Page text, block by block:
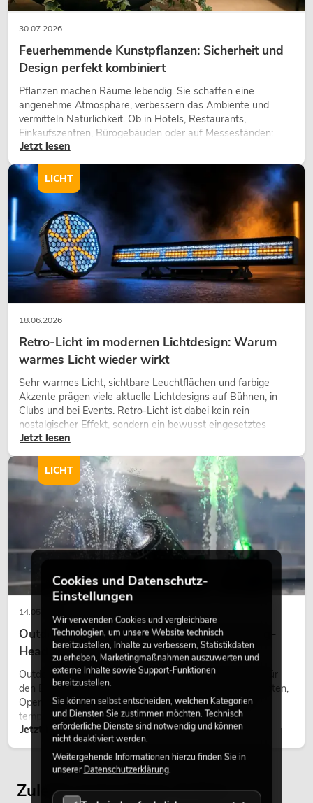
30.07.2026
Feuerhemmende Kunstpflanzen: Sicherheit und
Design perfekt kombiniert
Pflanzen machen Räume lebendig. Sie schaffen eine
angenehme Atmosphäre, verbessern das Ambiente und
vermitteln Natürlichkeit. Ob in Hotels, Restaurants,
Einkaufszentren, Bürogebäuden oder auf Messeständen:
eine hochwertige Begrünung gehört heute längst zum
Jetzt lesen
18.06.2026
Retro-Licht im modernen Lichtdesign: Warum
warmes Licht wieder wirkt
Sehr warmes Licht, sichtbare Leuchtflächen und farbige
Akzente prägen viele aktuelle Lichtdesigns auf Bühnen, in
Clubs und bei Events. Retro-Licht ist dabei kein rein
nostalgischer Effekt, sondern ein bewusst eingesetztes
Gestaltungsmittel: Es schafft Atmosphäre, gibt Szenen
wirken lassen.
Jetzt lesen
LICHT
14.05.2026
Outdoor Moving-Heads: Wetterfeste Moving-
Heads bei Events
Outdoor Moving-Heads sind bewegliche Scheinwerfer für
den Einsatz im Freien. Sie werden bei Festivals, Stadtfesten,
Open-Air-Konzerten, Architekturinszenierungen und
temporären Außeninstallationen eingesetzt.
Jetzt lesen
LICHT
Zuletzt angesehene Artikel
Cookies und Datenschutz-
Einstellungen
Wir verwenden Cookies und vergleichbare
Technologien, um unsere Website technisch
bereitzustellen, Inhalte zu verbessern, Statistikdaten
zu erheben, Marketingmaßnahmen auszuwerten und
externe Inhalte sowie Support-Funktionen
bereitzustellen.
Sie können selbst entscheiden, welchen Kategorien
und Diensten Sie zustimmen möchten. Technisch
erforderliche Dienste sind notwendig und können
nicht deaktiviert werden.
Weitergehende Informationen hierzu finden Sie in
unsererDatenschutzerklärung.